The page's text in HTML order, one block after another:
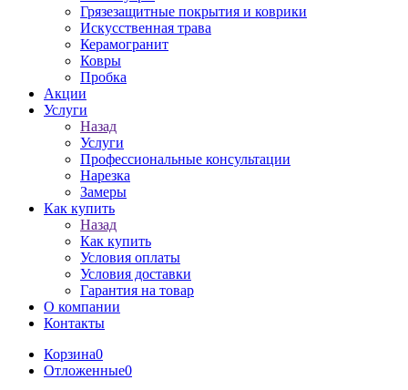
Грязезащитные покрытия и коврики
Искусственная трава
Керамогранит
Ковры
Пробка
Акции
Услуги
Назад
Услуги
Профессиональные консультации
Нарезка
Замеры
Как купить
Назад
Как купить
Условия оплаты
Условия доставки
Гарантия на товар
О компании
Контакты
Корзина0
Отложенные0